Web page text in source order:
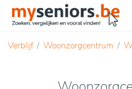
Verblijf Woonzorgcentrum